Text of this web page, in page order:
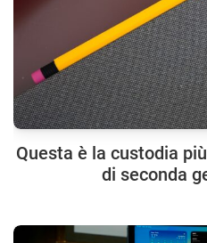
Questa è la custodia
di seconda